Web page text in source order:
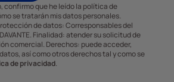
confirmo que he leído la política de
se tratarán mis datos personales.
de datos: Corresponsables del
Finalidad: atender su solicitud de
comercial. Derechos: puede acceder,
así como otros derechos tal y como se
de privacidad.